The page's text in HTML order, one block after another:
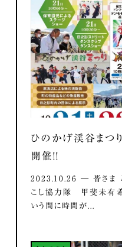
ひのかげ渓谷ま
開催！！
2023.10.26 ― 皆さま
こし協力隊 甲斐未有希
いう間に時間が...